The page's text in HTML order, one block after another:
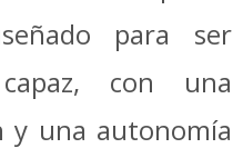
para ser
con una
y una autonomía